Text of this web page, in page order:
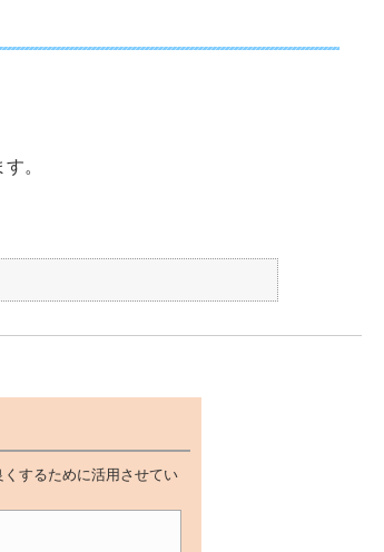
。
するために活用させてい